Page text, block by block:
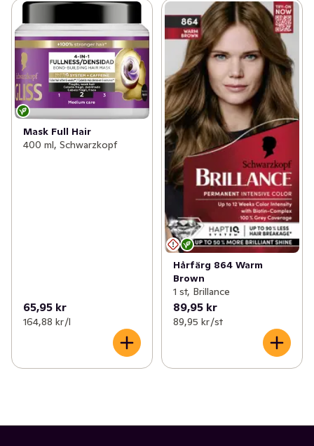
Mask Full Hair
400 ml, Schwarzkopf
65,95 kr
164,88 kr /l
Hårfärg 864 Warm
Brown
1 st, Brillance
89,95 kr
89,95 kr /st